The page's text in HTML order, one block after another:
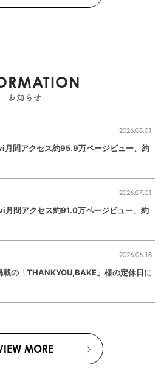
お知らせ
2026.08.01
月間アクセス約95.9万ページビュー、約
2026.07.01
月間アクセス約91.0万ページビュー、約
2026.06.18
の「THANKYOU,BAKE」様の定休日に
MORE